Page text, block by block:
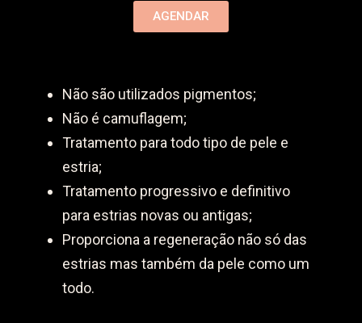
AGENDAR
Não são utilizados pigmentos;
Não é camuflagem;
Tratamento para todo tipo de pele e
estria;
Tratamento progressivo e definitivo
para estrias novas ou antigas;
Proporciona a regeneração não só das
estrias mas também da pele como um
todo.